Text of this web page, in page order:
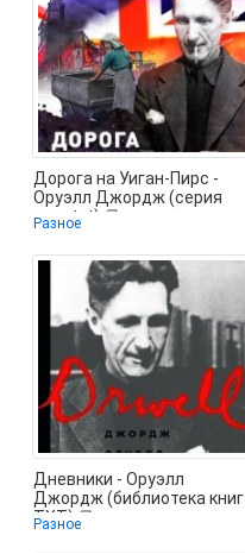
Дорога на Уиган-Пирс -
Оруэлл Джордж (серия
книг txt) 📗
Разное
Дневники - Оруэлл
Джордж (библиотека книг
TXT) 📗
Разное